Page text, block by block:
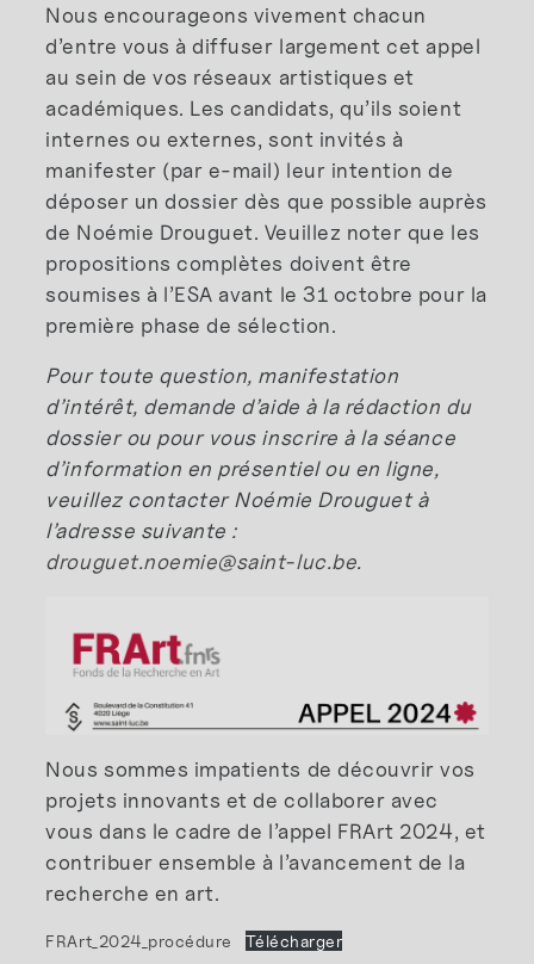
Nous encourageons vivement chacun
d’entre vous à diffuser largement cet appel
au sein de vos réseaux artistiques et
académiques. Les candidats, qu’ils soient
internes ou externes, sont invités à
manifester (par e-mail) leur intention de
déposer un dossier dès que possible auprès
de Noémie Drouguet. Veuillez noter que les
propositions complètes doivent être
soumises à l’ESA avant le 31 octobre pour la
première phase de sélection.
Pour toute question, manifestation
d’intérêt, demande d’aide à la rédaction du
dossier ou pour vous inscrire à la séance
d’information en présentiel ou en ligne,
veuillez contacter Noémie Drouguet à
l’adresse suivante :
drouguet.noemie@saint-luc.be.
Nous sommes impatients de découvrir vos
projets innovants et de collaborer avec
vous dans le cadre de l’appel FRArt 2024, et
contribuer ensemble à l’avancement de la
recherche en art.
FRArt_2024_procédure Télécharger